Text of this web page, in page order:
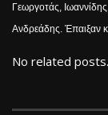
Γεωργοτάς,
Ανδρεάδης. Έπαιξαν
No related posts.